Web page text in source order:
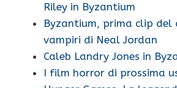
Riley in Byzantium
Byzantium, prima clip del
vampiri di Neal Jordan
Caleb Landry Jones in
I film horror di prossima